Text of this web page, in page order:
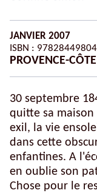
JANVIER 2007
ISBN :
PROVENCE-
30 septembre
quitte sa maison
exil, la vie
dans cette
enfantines. A
en oublie son
Chose pour le